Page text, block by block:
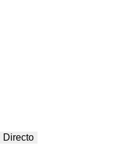
Directo